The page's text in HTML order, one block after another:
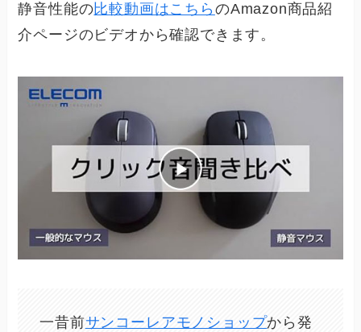
静音性能の比較動画はこちら のAmazon商品紹
介ページのビデオから確認できます。
一昔前サンコーレアモノショップから発